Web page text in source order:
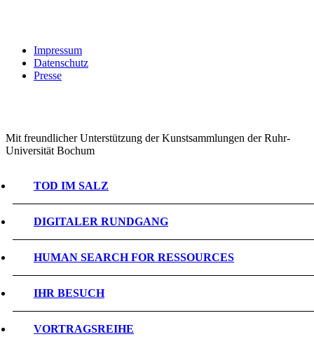
Impressum
Datenschutz
Presse
Mit freundlicher Unterstützung der Kunstsammlungen der Ruhr-
Universität Bochum
TOD IM SALZ
DIGITALER RUNDGANG
HUMAN SEARCH FOR RESSOURCES
IHR BESUCH
VORTRAGSREIHE